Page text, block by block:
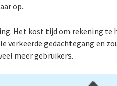
op.
Het kost tijd om rekening te
verkeerde gedachtegang en
meer gebruikers.